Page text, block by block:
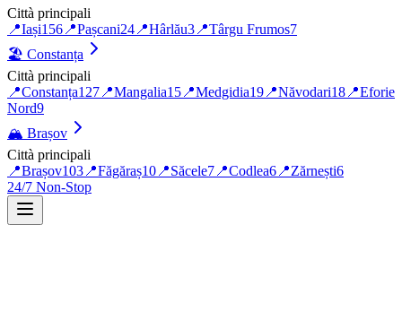
Città principali
📍Iași156 📍Pașcani24 📍Hârlău3 📍Târgu Frumos7
🏖️ Constanța
Città principali
📍Constanța127 📍Mangalia15 📍Medgidia19 📍Năvodari18 📍Eforie
Nord9
🏔️ Brașov
Città principali
📍Brașov103 📍Făgăraș10 📍Săcele7 📍Codlea6 📍Zărnești6
24/7 Non-Stop